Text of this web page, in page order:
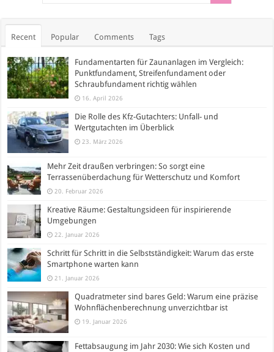
Recent Popular Comments Tags
Fundamentarten für Zaunanlagen im Vergleich:
Punktfundament, Streifenfundament oder
Schraubfundament richtig wählen
16. April 2026
Die Rolle des Kfz-Gutachters: Unfall- und
Wertgutachten im Überblick
23. März 2026
Mehr Zeit draußen verbringen: So sorgt eine
Terrassenüberdachung für Wetterschutz und Komfort
20. Februar 2026
Kreative Räume: Gestaltungsideen für inspirierende
Umgebungen
22. Januar 2026
Schritt für Schritt in die Selbstständigkeit: Warum das erste
Smartphone warten kann
21. Januar 2026
Quadratmeter sind bares Geld: Warum eine präzise
Wohnflächenberechnung unverzichtbar ist
19. Januar 2026
Fettabsaugung im Jahr 2030: Wie sich Kosten und